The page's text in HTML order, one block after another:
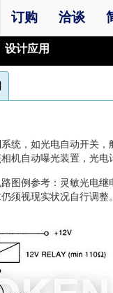
订购 洽谈
设计应用
统，如光电自动开关
机自动曝光装置，光电
图例参考：灵敏光电
须视现实状况自行调整。